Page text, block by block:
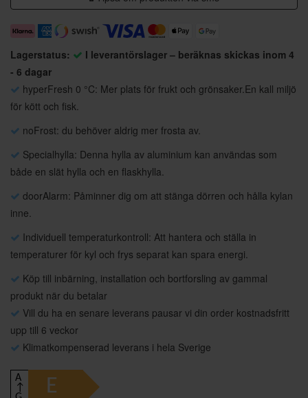
Lagerstatus:
I leverantörslager – beräknas skickas inom 4
- 6 dagar
hyperFresh 0 °C: Mer plats för frukt och grönsaker.En kall miljö
för kött och fisk.
noFrost: du behöver aldrig mer frosta av.
Specialhylla: Denna hylla av aluminium kan användas som
både en slät hylla och en flaskhylla.
doorAlarm: Påminner dig om att stänga dörren och hålla kylan
inne.
Individuell temperaturkontroll: Att hantera och ställa in
temperaturer för kyl och frys separat kan spara energi.
Köp till inbärning, installation och bortforsling av gammal
produkt när du betalar
Vill du ha en senare leverans pausar vi din order kostnadsfritt
upp till 6 veckor
Klimatkompenserad leverans i hela Sverige
A
↑
E